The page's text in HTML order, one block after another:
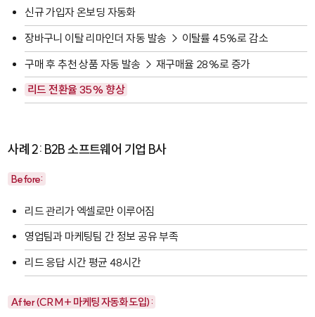
신규 가입자 온보딩 자동화
장바구니 이탈 리마인더 자동 발송 → 이탈률 45%로 감소
구매 후 추천 상품 자동 발송 → 재구매율 28%로 증가
리드 전환율 35% 향상
사례 2: B2B 소프트웨어 기업 B사
Before:
리드 관리가 엑셀로만 이루어짐
영업팀과 마케팅팀 간 정보 공유 부족
리드 응답 시간 평균 48시간
After (CRM + 마케팅 자동화 도입):